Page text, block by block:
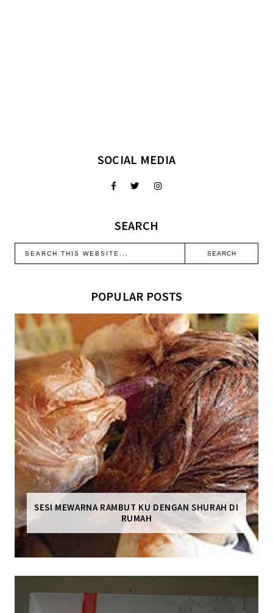
SOCIAL MEDIA
SEARCH
POPULAR POSTS
SESI MEWARNA RAMBUT KU DENGAN SHURAH DI
RUMAH